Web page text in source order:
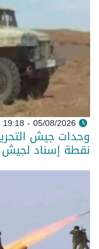
05/08/2026 - 19:18
وحدات جيش
نقطة إسناد لجيش